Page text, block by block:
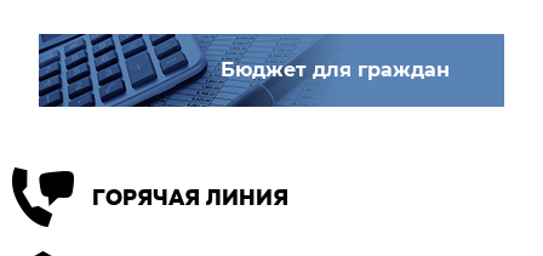
Бюджет для граждан
ГОРЯЧАЯ ЛИНИЯ